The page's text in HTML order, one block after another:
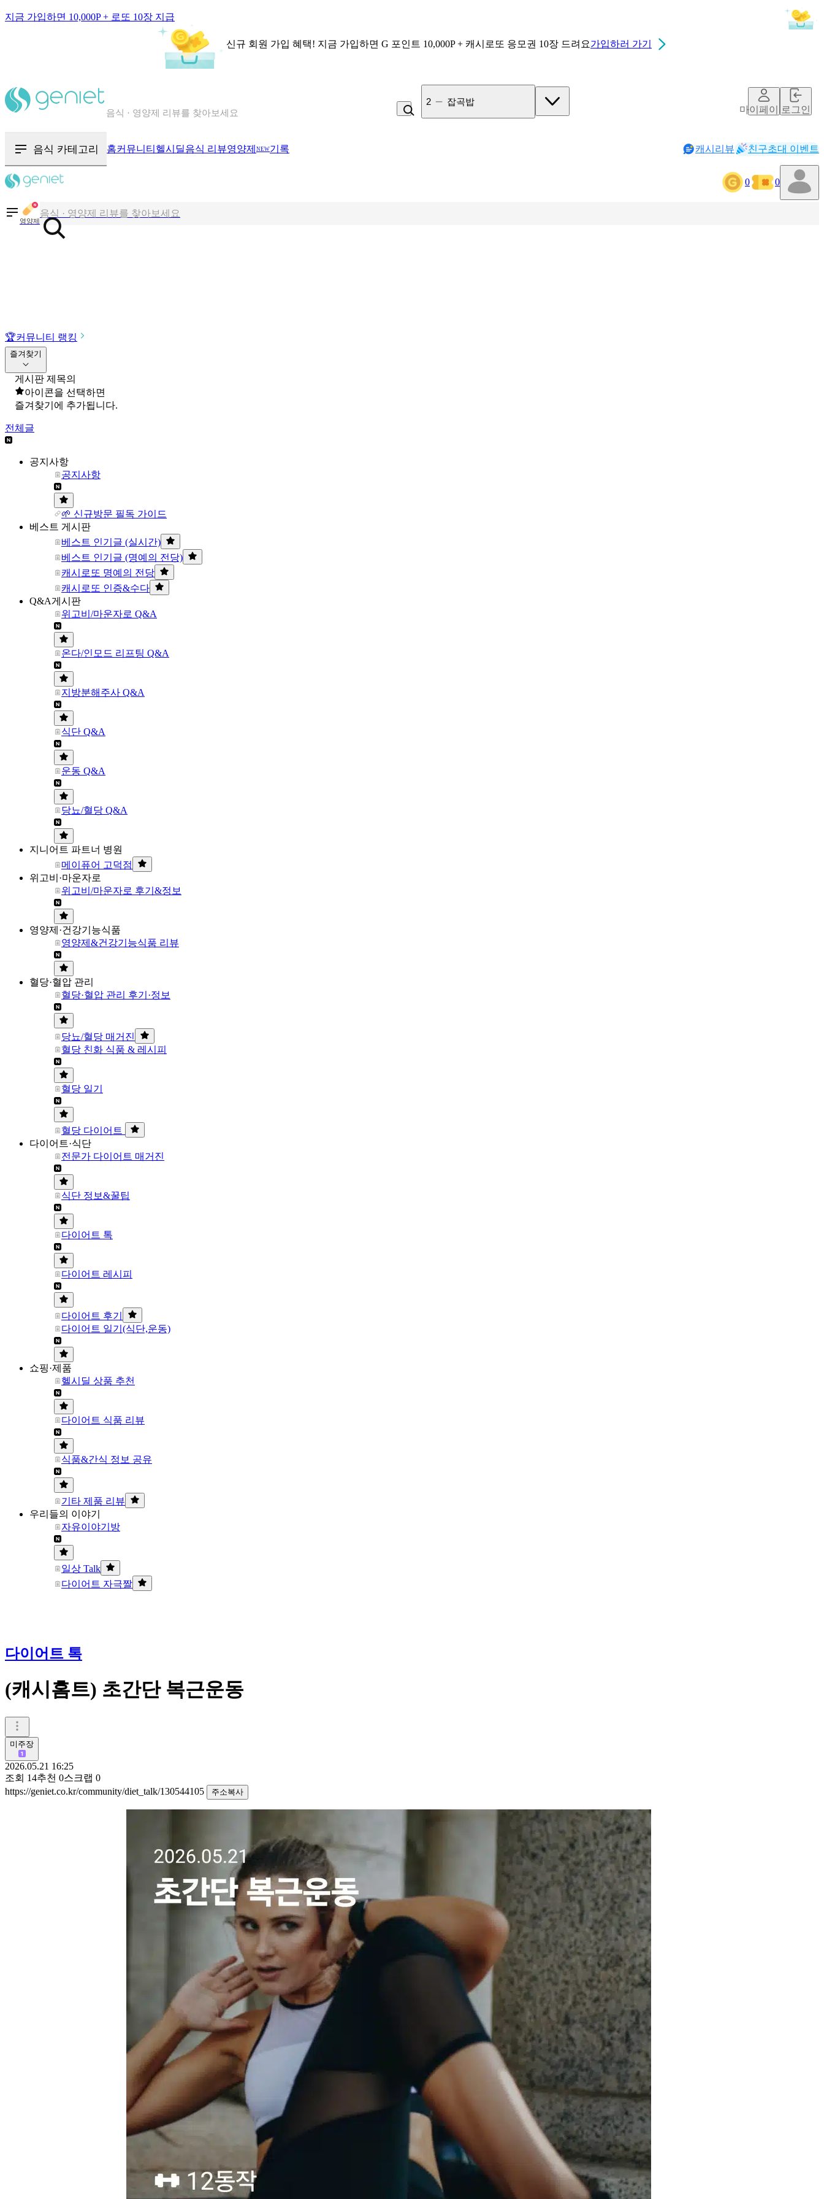
지금 가입하면 10,000P + 로또 10장 지급
신규 회원 가입 혜택! 지금 가입하면 G 포인트 10,000P + 캐시로또 응모권 10장 드려요가입하러 가기
칼로리와 영양성분을 검색해보세요
음식 · 영양제 리뷰를 찾아보세요
3 사과
마이페이지로그인
음식 카테고리 홈커뮤니티 헬시딜음식 리뷰영양제 NEW기록 캐시리뷰 친구초대 이벤트
0 0
영양제
칼로리와 영양성분을 검색해보세요
음식 · 영양제 리뷰를 찾아보세요
🏆커뮤니티 랭킹
즐겨찾기
게시판 제목의
아이콘을 선택하면
즐겨찾기에 추가됩니다.
전체글
공지사항
공지사항
🌱 신규방문 필독 가이드
베스트 게시판
베스트 인기글 (실시간)
베스트 인기글 (명예의 전당)
캐시로또 명예의 전당
캐시로또 인증&수다
Q&A게시판
위고비/마운자로 Q&A
온다/인모드 리프팅 Q&A
지방분해주사 Q&A
식단 Q&A
운동 Q&A
당뇨/혈당 Q&A
지니어트 파트너 병원
메이퓨어 고덕점
위고비·마운자로
위고비/마운자로 후기&정보
영양제·건강기능식품
영양제&건강기능식품 리뷰
혈당·혈압 관리
혈당·혈압 관리 후기·정보
당뇨/혈당 매거진
혈당 친화 식품 & 레시피
혈당 일기
혈당 다이어트
다이어트·식단
전문가 다이어트 매거진
식단 정보&꿀팁
다이어트 톡
다이어트 레시피
다이어트 후기
다이어트 일기(식단,운동)
쇼핑·제품
헬시딜 상품 추천
다이어트 식품 리뷰
식품&간식 정보 공유
기타 제품 리뷰
우리들의 이야기
자유이야기방
일상 Talk
다이어트 자극짤
다이어트 톡
(캐시홈트) 초간단 복근운동
미주장
2026.05.21 16:25
조회 14추천 0스크랩 0
https://geniet.co.kr/community/diet_talk/130544105
주소복사